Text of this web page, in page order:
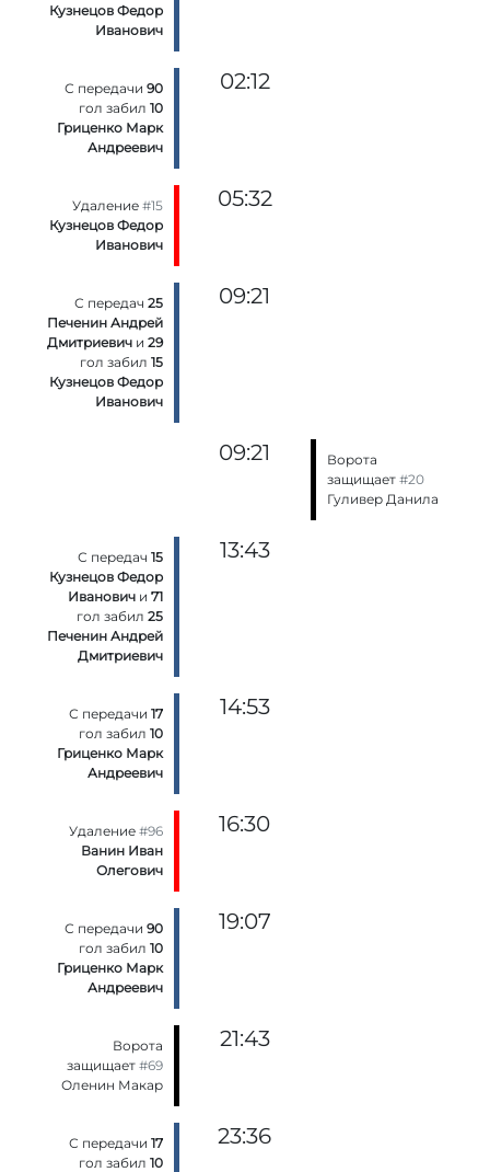
Кузнецов Федор
Иванович
С передачи90
гол забил10
Гриценко Марк
Андреевич
02:12
Удаление#15
Кузнецов Федор
Иванович
05:32
С передач25
Печенин Андрей
Дмитриевич и29
гол забил15
Кузнецов Федор
Иванович
09:21
09:21
Ворота
защищает #20
Гуливер Данила
С передач15
Кузнецов Федор
Иванович и71
гол забил25
Печенин Андрей
Дмитриевич
13:43
С передачи17
гол забил10
Гриценко Марк
Андреевич
14:53
Удаление#96
Ванин Иван
Олегович
16:30
С передачи90
гол забил10
Гриценко Марк
Андреевич
19:07
Ворота
защищает#69
Оленин Макар
21:43
С передачи17
гол забил10
23:36